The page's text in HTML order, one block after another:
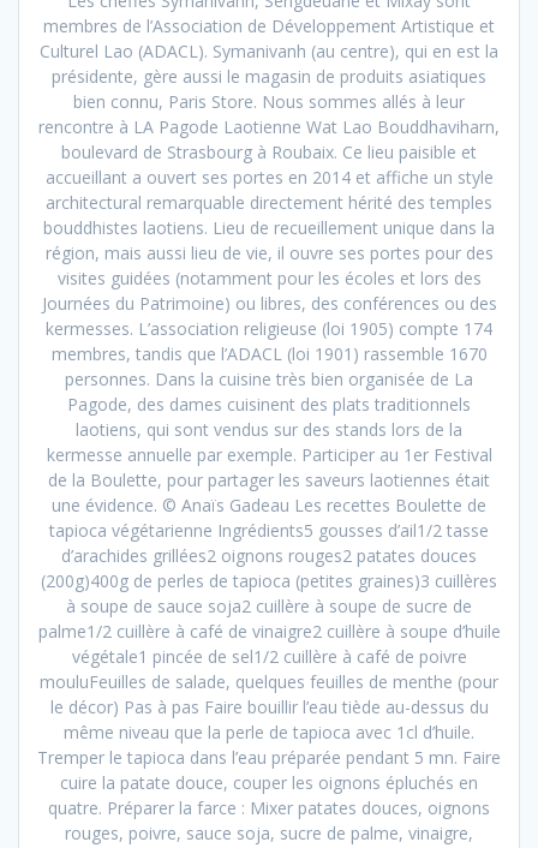
membres de l’Association de Développement Artistique et
Culturel Lao (ADACL). Symanivanh (au centre), qui en est la
présidente, gère aussi le magasin de produits asiatiques
bien connu, Paris Store. Nous sommes allés à leur
rencontre à LA Pagode Laotienne Wat Lao Bouddhaviharn,
boulevard de Strasbourg à Roubaix. Ce lieu paisible et
accueillant a ouvert ses portes en 2014 et affiche un style
architectural remarquable directement hérité des temples
bouddhistes laotiens. Lieu de recueillement unique dans la
région, mais aussi lieu de vie, il ouvre ses portes pour des
visites guidées (notamment pour les écoles et lors des
Journées du Patrimoine) ou libres, des conférences ou des
kermesses. L’association religieuse (loi 1905) compte 174
membres, tandis que l’ADACL (loi 1901) rassemble 1670
personnes. Dans la cuisine très bien organisée de La
Pagode, des dames cuisinent des plats traditionnels
laotiens, qui sont vendus sur des stands lors de la
kermesse annuelle par exemple. Participer au 1er Festival
de la Boulette, pour partager les saveurs laotiennes était
une évidence. © Anaïs Gadeau Les recettes Boulette de
tapioca végétarienne Ingrédients5 gousses d’ail1/2 tasse
d’arachides grillées2 oignons rouges2 patates douces
(200g)400g de perles de tapioca (petites graines)3 cuillères
à soupe de sauce soja2 cuillère à soupe de sucre de
palme1/2 cuillère à café de vinaigre2 cuillère à soupe d’huile
végétale1 pincée de sel1/2 cuillère à café de poivre
mouluFeuilles de salade, quelques feuilles de menthe (pour
le décor) Pas à pas Faire bouillir l’eau tiède au-dessus du
même niveau que la perle de tapioca avec 1cl d’huile.
Tremper le tapioca dans l’eau préparée pendant 5 mn. Faire
cuire la patate douce, couper les oignons épluchés en
quatre. Préparer la farce : Mixer patates douces, oignons
rouges, poivre, sauce soja, sucre de palme, vinaigre,